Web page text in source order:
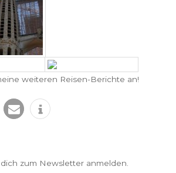
weiteren Reisen-Berichte an!
zum Newsletter anmelden.